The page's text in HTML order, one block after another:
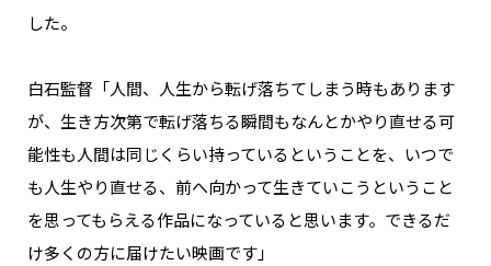
した。
白石監督「人間、人生から転げ落ちてしまう時もあります
が、生き方次第で転げ落ちる瞬間もなんとかやり直せる可
能性も人間は同じくらい持っているということを、いつで
も人生やり直せる、前へ向かって生きていこうということ
を思ってもらえる作品になっていると思います。できるだ
け多くの方に届けたい映画です」